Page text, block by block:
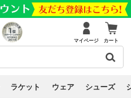
マイページ カート
ラケット ウェア シューズ